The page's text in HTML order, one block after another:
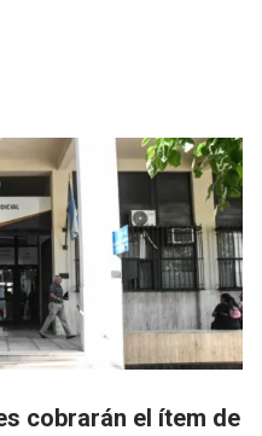
cobrarán el ítem de